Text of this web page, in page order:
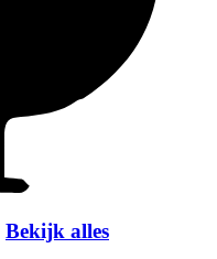
Bekijk alles